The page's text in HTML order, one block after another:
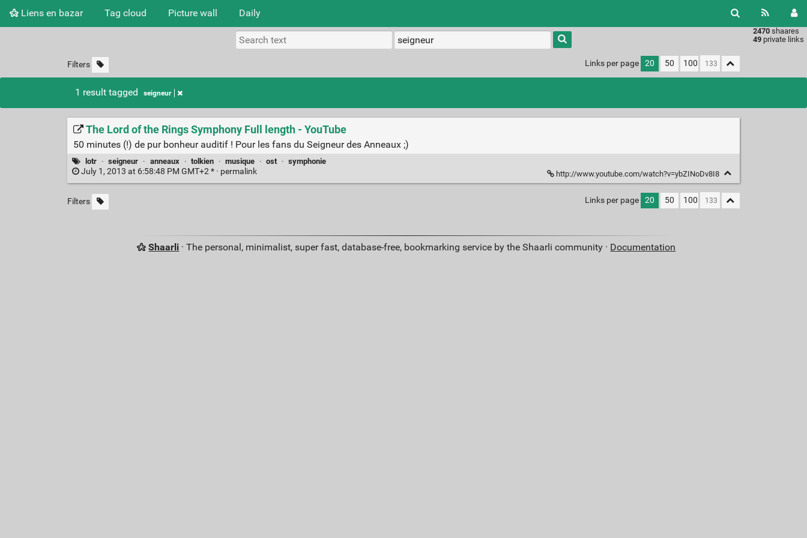
Liens en bazar Tag cloud Picture wall Daily
2470 shaares
49 private links
Filters Links per page 20 50 100
1 result tagged seigneur
The Lord of the Rings Symphony Full length - YouTube
50 minutes (!) de pur bonheur auditif ! Pour les fans du Seigneur des Anneaux ;)
lotr · seigneur · anneaux · tolkien · musique · ost · symphonie
July 1, 2013 at 6:58:48 PM GMT+2 * · permalink http://www.youtube.com/watch?v=ybZINoDv8I8
Filters Links per page 20 50 100
Shaarli · The personal, minimalist, super fast, database-free, bookmarking service by the Shaarli community · Documentation